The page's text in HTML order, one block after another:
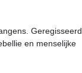
Geregisseerd
en menselijke